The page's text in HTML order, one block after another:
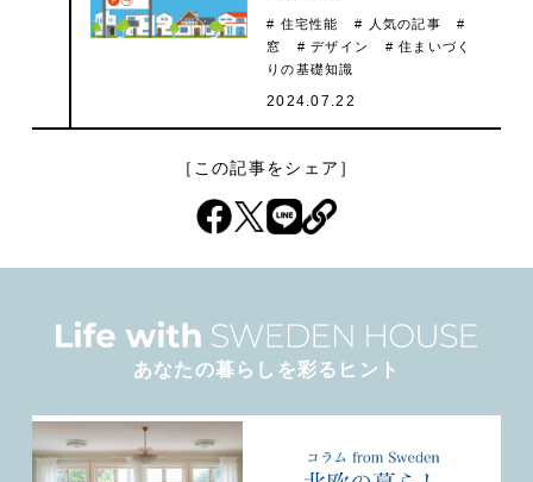
# 住宅性能 # 人気の記事
#
窓
# デザイン
# 住まいづく
りの基礎知識
2024.07.22
［この記事をシェア］
あなたの暮らしを彩るヒント